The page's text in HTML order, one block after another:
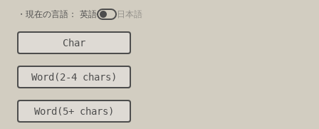
・現在の言語： 英語 日本語
Char
Word(2-4 chars)
Word(5+ chars)